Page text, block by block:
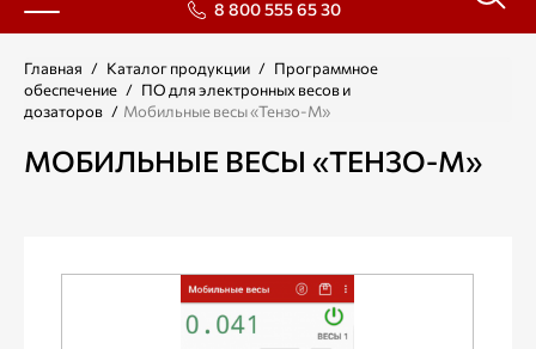
8 800 555 65 30
Главная / Каталог продукции / Программное
обеспечение / ПО для электронных весов и
дозаторов / Мобильные весы «Тензо-М»
МОБИЛЬНЫЕ ВЕСЫ «ТЕНЗО-М»